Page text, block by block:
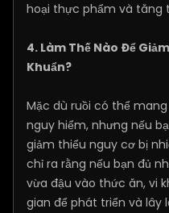
hoại thực phẩm và tăng
4. Làm Thế Nào Để
Khuẩn?
Mặc dù ruồi có thể
nguy hiểm, nhưng nếu
giảm thiểu nguy cơ bị
chỉ ra rằng nếu bạn đủ
vừa đậu vào thức ăn, vi
gian để phát triển và lây